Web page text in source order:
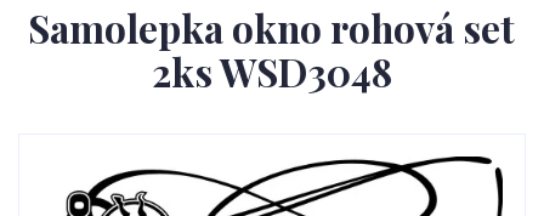
Samolepka okno rohová set
2ks WSD3048